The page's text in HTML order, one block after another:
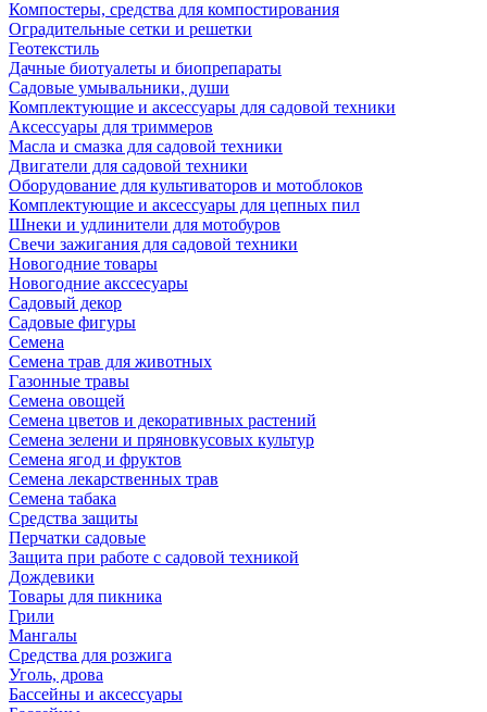
Компостеры, средства для компостирования
Оградительные сетки и решетки
Геотекстиль
Дачные биотуалеты и биопрепараты
Садовые умывальники, души
Комплектующие и аксессуары для садовой техники
Аксессуары для триммеров
Масла и смазка для садовой техники
Двигатели для садовой техники
Оборудование для культиваторов и мотоблоков
Комплектующие и аксессуары для цепных пил
Шнеки и удлинители для мотобуров
Свечи зажигания для садовой техники
Новогодние товары
Новогодние акссесуары
Садовый декор
Садовые фигуры
Семена
Семена трав для животных
Газонные травы
Семена овощей
Семена цветов и декоративных растений
Семена зелени и пряновкусовых культур
Семена ягод и фруктов
Семена лекарственных трав
Семена табака
Средства защиты
Перчатки садовые
Защита при работе с садовой техникой
Дождевики
Товары для пикника
Грили
Мангалы
Средства для розжига
Уголь, дрова
Бассейны и аксессуары